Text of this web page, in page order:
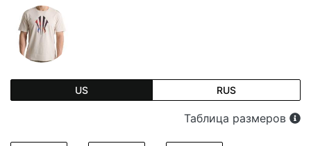
US RUS
Таблица размеров